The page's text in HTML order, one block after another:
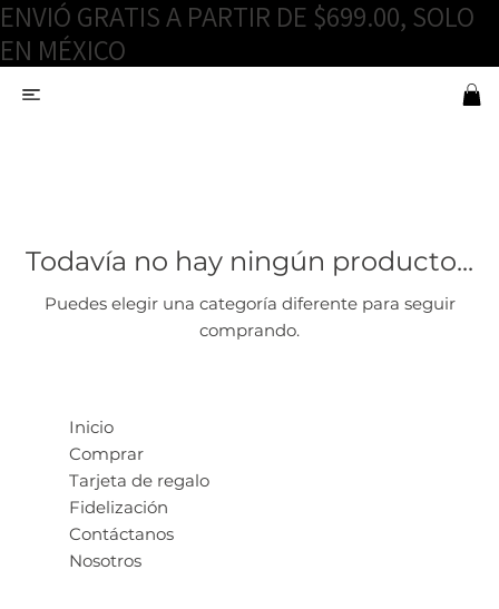
ENVIÓ GRATIS A PARTIR DE $699.00, SOLO
EN MÉXICO
Todavía no hay ningún producto...
Puedes elegir una categoría diferente para seguir
comprando.
Inicio
Comprar
Tarjeta de regalo
Fidelización
Nosotros
Contáctanos